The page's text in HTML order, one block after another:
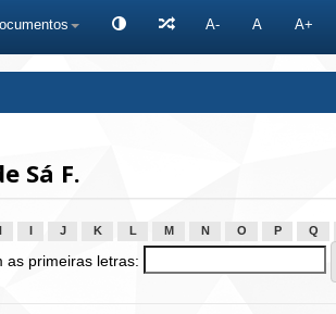
A- A A+
Sá F.
J K L M N O P Q
as primeiras letras: